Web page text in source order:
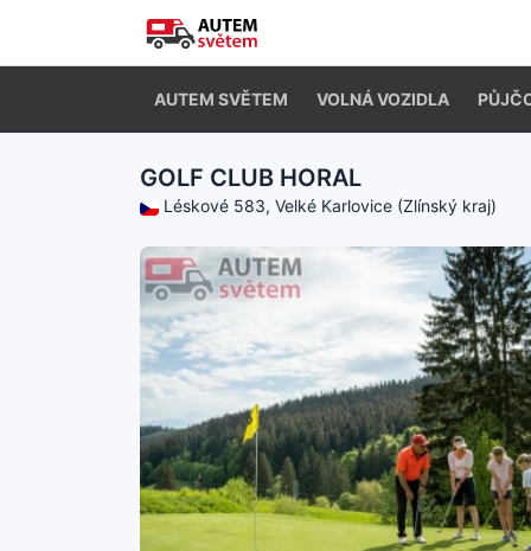
AUTEM SVĚTEM VOLNÁ VOZIDLA
GOLF CLUB HORAL
Léskové 583, Velké Karlovice (Zlínský kraj)